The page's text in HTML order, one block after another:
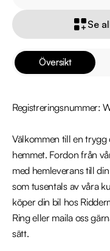
Översikt
Registreringsnummer:
Välkommen till en
hemmet. Fordon från
med hemleverans till
som tusentals av våra
köper din bil hos
Ring eller maila oss
sätt.
Se